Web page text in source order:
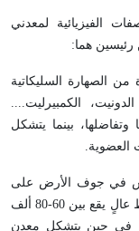
الفيزيائية لمعدني
رئيسين هما:
الصهارة السليكاتية
الكمبيرليت....
بينما يتشكل
العضوية.
في جوف الأرض على
أعماق كبيرة تقع بين 150-210 كم وتحت تأثير ضغط عالٍ يقع بين 60-80 ألف
حرارة تقدر بنحو 1000 °س، في حين يتشكل معدن